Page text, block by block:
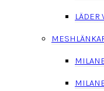
LÄDER